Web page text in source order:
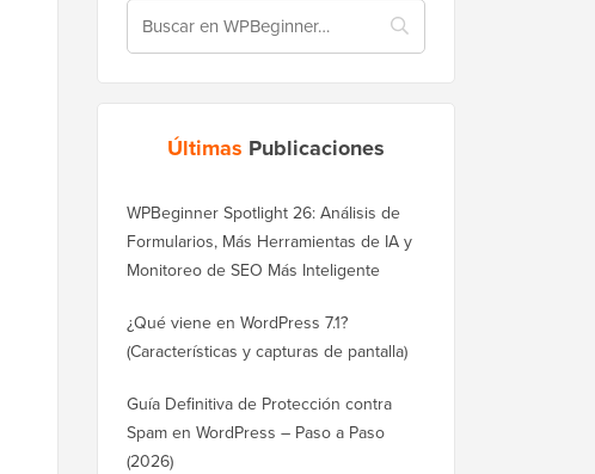
Últimas Publicaciones
WPBeginner Spotlight 26: Análisis de
Formularios, Más Herramientas de IA y
Monitoreo de SEO Más Inteligente
¿Qué viene en WordPress 7.1?
(Características y capturas de pantalla)
Guía Definitiva de Protección contra
Spam en WordPress – Paso a Paso
(2026)